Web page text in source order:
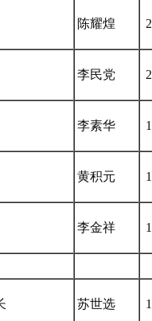
陈耀煌
李民党
李素华
黄积元
李金祥
苏世选